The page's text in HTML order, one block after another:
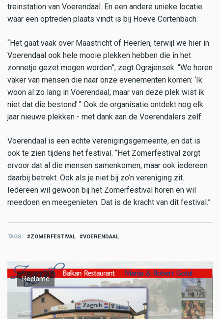
treinstation van Voerendaal. En een andere unieke locatie
waar een optreden plaats vindt is bij Hoeve Cortenbach.
“Het gaat vaak over Maastricht of Heerlen, terwijl we hier in
Voerendaal ook hele mooie plekken hebben die in het
zonnetje gezet mogen worden”, zegt Ograjensek. “We horen
vaker van mensen die naar onze evenementen komen: ‘Ik
woon al zo lang in Voerendaal, maar van deze plek wist ik
niet dat die bestond’.” Ook de organisatie ontdekt nog elk
jaar nieuwe plekken - met dank aan de Voerendalers zelf.
Voerendaal is een echte verenigingsgemeente, en dat is
ook te zien tijdens het festival. “Het Zomerfestival zorgt
ervoor dat al die mensen samenkomen, maar ook iedereen
daarbij betrekt. Ook als je niet bij zo’n vereniging zit.
Iedereen wil gewoon bij het Zomerfestival horen en wil
meedoen en meegenieten. Dat is de kracht van dit festival.”
TAGS ZOMERFESTIVAL VOERENDAAL
Reclame